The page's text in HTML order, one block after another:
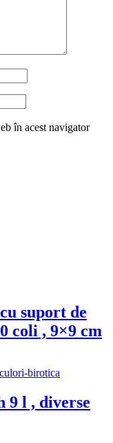
în acest navigator
suport de
coli , 9×9 cm
9 l , diverse